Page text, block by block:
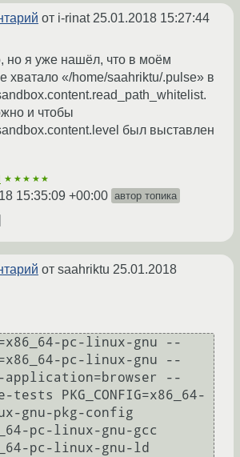
от i-rinat25.01.2018 15:27:44
но я уже нашёл, что в моём
хватало «/home/saahriktu/.pulse» в
и чтобы
был выставлен
★★★★★
15:35:09 +00:00 автор топика
от saahriktu 25.01.2018
pc-linux-gnu --
pc-linux-gnu --
application=browser --
tests PKG_CONFIG=x86_64-
gnu-pkg-config
pc-linux-gnu-gcc
pc-linux-gnu-ld